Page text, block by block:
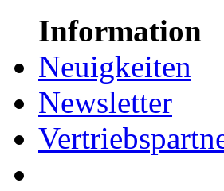
Information
Neuigkeiten
Newsletter